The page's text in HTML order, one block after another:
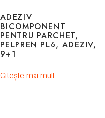
ADEZIV
BICOMPONENT
PENTRU PARCHET,
PELPREN PL6, ADEZIV,
9+1
Citește mai mult